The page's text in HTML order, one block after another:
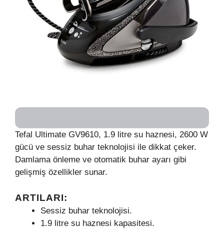
Tefal Ultimate GV9610, 1.9 litre su haznesi, 2600 W
gücü ve sessiz buhar teknolojisi ile dikkat çeker.
Damlama önleme ve otomatik buhar ayarı gibi
gelişmiş özellikler sunar.
ARTILARI:
Sessiz buhar teknolojisi.
1.9 litre su haznesi kapasitesi.